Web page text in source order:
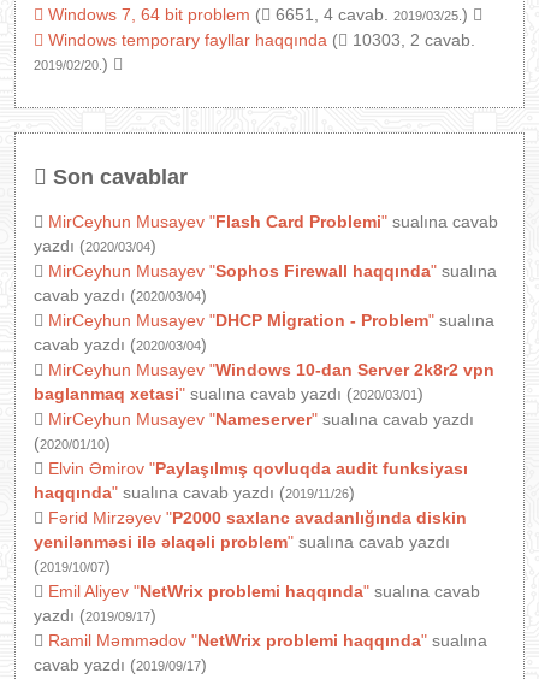
Windows 7, 64 bit problem ( 6651, 4 cavab. 2019/03/25. )
Windows temporary fayllar haqqında ( 10303, 2 cavab.
2019/02/20. )
Son cavablar
MirCeyhun Musayev "Flash Card Problemi" sualına cavab
yazdı (2020/03/04)
MirCeyhun Musayev "Sophos Firewall haqqında" sualına
cavab yazdı (2020/03/04)
MirCeyhun Musayev "DHCP Mİgration - Problem" sualına
cavab yazdı (2020/03/04)
MirCeyhun Musayev "Windows 10-dan Server 2k8r2 vpn
baglanmaq xetasi" sualına cavab yazdı (2020/03/01)
MirCeyhun Musayev "Nameserver" sualına cavab yazdı
(2020/01/10)
Elvin Əmirov "Paylaşılmış qovluqda audit funksiyası
haqqında" sualına cavab yazdı (2019/11/26)
Fərid Mirzəyev "P2000 saxlanc avadanlığında diskin
yenilənməsi ilə əlaqəli problem" sualına cavab yazdı
(2019/10/07)
Emil Aliyev "NetWrix problemi haqqında" sualına cavab
yazdı (2019/09/17)
Ramil Məmmədov "NetWrix problemi haqqında" sualına
cavab yazdı (2019/09/17)